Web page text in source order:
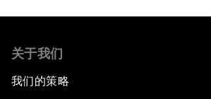
关于我们
我们的策略